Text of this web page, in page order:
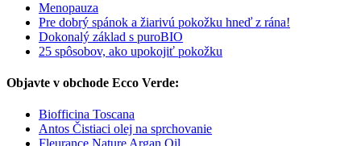
Menopauza
Pre dobrý spánok a žiarivú pokožku hneď z rána!
Dokonalý základ s puroBIO
25 spôsobov, ako upokojiť pokožku
Objavte v obchode Ecco Verde:
Biofficina Toscana
Antos Čistiaci olej na sprchovanie
Fleurance Nature Argan Oil